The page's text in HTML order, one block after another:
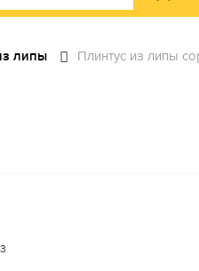
липы Плинтус из липы
3